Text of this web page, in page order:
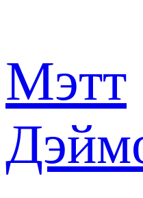
Мэтт